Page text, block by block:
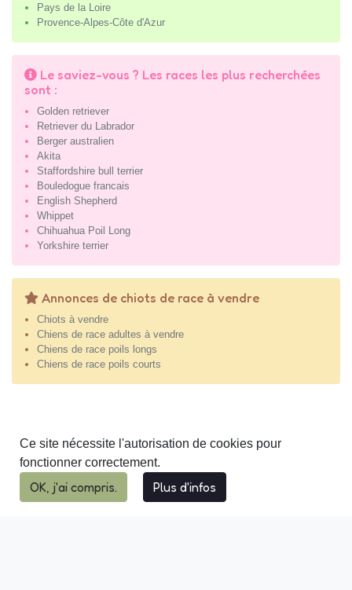
Ce site nécessite l'autorisation de cookies pour
fonctionner correctement.
OK, j'ai compris. Plus d'infos
Pays de la Loire
Provence-Alpes-Côte d'Azur
Le saviez-vous ? Les races les plus recherchées
sont :
Golden retriever
Retriever du Labrador
Berger australien
Akita
Staffordshire bull terrier
Bouledogue francais
English Shepherd
Whippet
Chihuahua Poil Long
Yorkshire terrier
Annonces de chiots de race à vendre
Chiots à vendre
Chiens de race adultes à vendre
Chiens de race poils longs
Chiens de race poils courts